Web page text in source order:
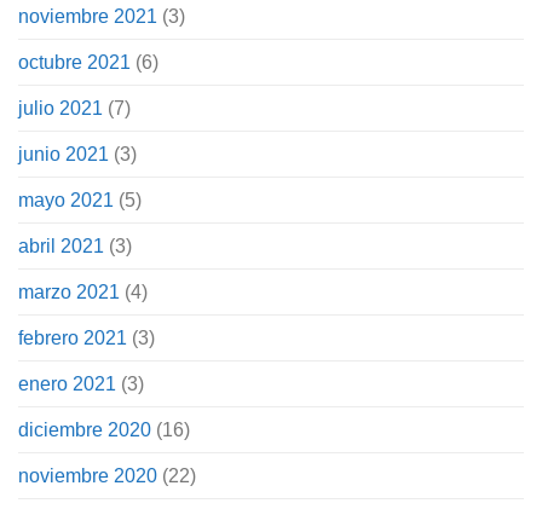
noviembre 2021 (3)
octubre 2021 (6)
julio 2021 (7)
junio 2021 (3)
mayo 2021 (5)
abril 2021 (3)
marzo 2021 (4)
febrero 2021 (3)
enero 2021 (3)
diciembre 2020 (16)
noviembre 2020 (22)